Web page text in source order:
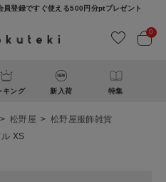
登録ですぐ使える500円分ptプレゼント
0
キング 新入荷 特集
松野屋
松野屋服飾雑貨
XS